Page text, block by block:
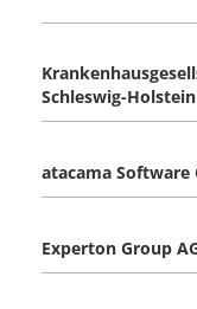
Schleswig-Holstein
atacama Software
Experton Group